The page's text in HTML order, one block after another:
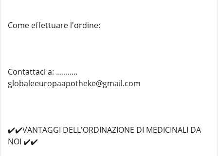
Come effettuare l'ordine:
Contattaci a: ...........
globaleeuropaapotheke@gmail.com
✔️✔️VANTAGGI DELL'ORDINAZIONE DI MEDICINALI DA
NOI ✔️✔️